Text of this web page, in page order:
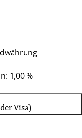
1,00 %
Visa)